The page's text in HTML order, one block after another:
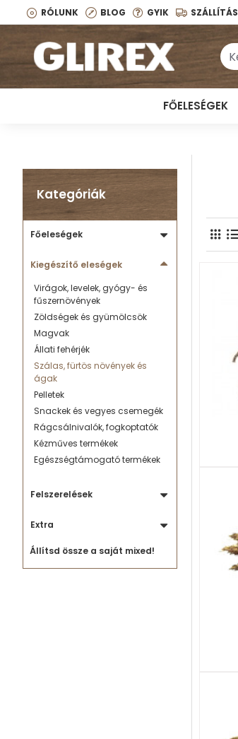
RÓLUNK BLOG GYIK SZÁLLÍTÁS
FŐELESÉGEK
Kategóriák
Főeleségek
Kiegészítő eleségek
Virágok, levelek, gyógy- és
fűszernövények
Zöldségek és gyümölcsök
Magvak
Állati fehérjék
Szálas, fürtös növények és
ágak
Pelletek
Snackek és vegyes csemegék
Rágcsálnivalók, fogkoptatók
Kézműves termékek
Egészségtámogató termékek
Felszerelések
Extra
Állítsd össze a saját mixed!